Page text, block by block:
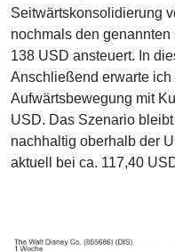
Seitwärtskonsolidierung
nochmals den
138 USD ansteuert. In
Anschließend erwarte ich
Aufwärtsbewegung mit
USD. Das Szenario
nachhaltig oberhalb der
aktuell bei ca. 117,40